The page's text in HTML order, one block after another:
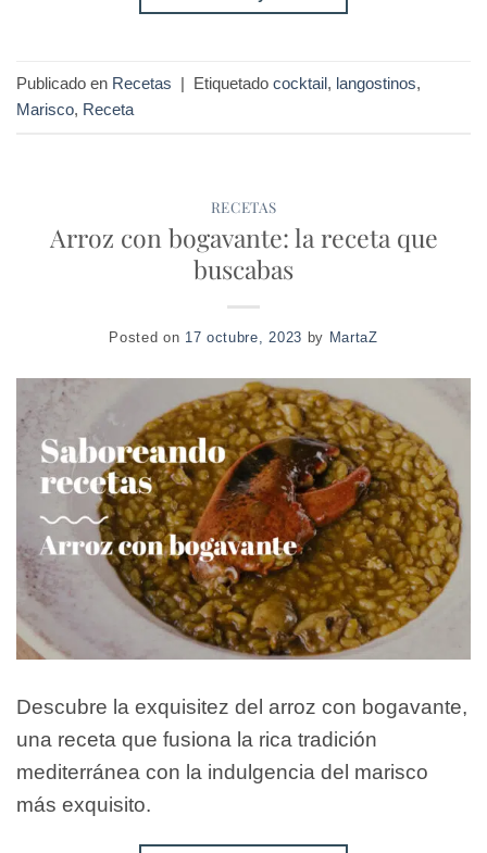
Publicado en Recetas | Etiquetado cocktail, langostinos,
Marisco, Receta
RECETAS
Arroz con bogavante: la receta que
buscabas
Posted on 17 octubre, 2023 by MartaZ
Descubre la exquisitez del arroz con bogavante,
una receta que fusiona la rica tradición
mediterránea con la indulgencia del marisco
más exquisito.